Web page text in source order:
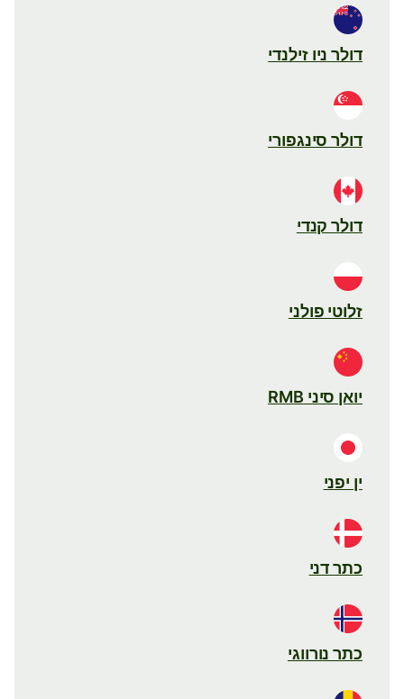
דולר ניו זילנדי
דולר סינגפורי
דולר קנדי
זלוטי פולני
יואן סיני RMB
ין יפני
כתר דני
כתר נורווגי